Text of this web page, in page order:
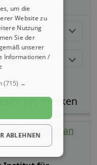
Workshops an
um die
Website zu
Nutzung
Sie der
unserer
Informationen /
(715) →
ABLEHNEN